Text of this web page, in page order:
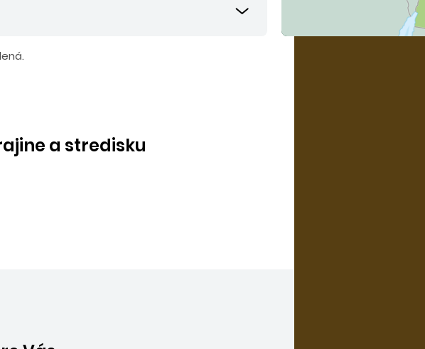
a stredisku
Vyhrajte 100 EUR na ďalší